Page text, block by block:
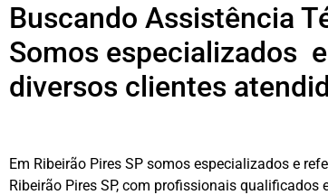
Buscando Assistência
Somos especializados
diversos clientes
Em Ribeirão Pires SP somos especializados e
Ribeirão Pires SP, com profissionais